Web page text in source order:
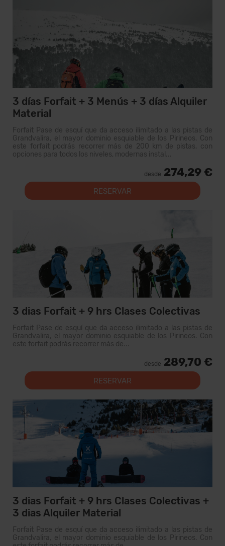
3 días Forfait + 3 Menús + 3 días Alquiler
Material
Forfait Pase de esquí que da acceso ilimitado a las pistas de
Grandvalira, el mayor dominio esquiable de los Pirineos. Con
este forfait podrás recorrer más de 200 km de pistas, con
opciones para todos los niveles, modernas instal...
desde 274,29 €
RESERVAR
3 dias Forfait + 9 hrs Clases Colectivas
Forfait Pase de esquí que da acceso ilimitado a las pistas de
Grandvalira, el mayor dominio esquiable de los Pirineos. Con
este forfait podrás recorrer más de...
desde 289,70 €
RESERVAR
3 dias Forfait + 9 hrs Clases Colectivas +
3 dias Alquiler Material
Forfait Pase de esquí que da acceso ilimitado a las pistas de
Grandvalira, el mayor dominio esquiable de los Pirineos. Con